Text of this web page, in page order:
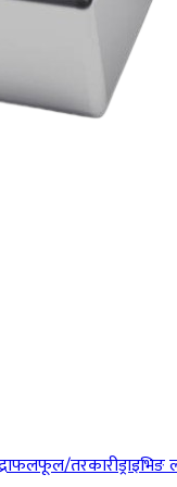
फलफूल/तरकारी